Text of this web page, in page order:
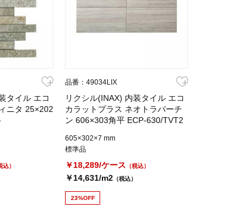
タイル エコ
ニタ 25×202
込）
品番：49034LIX
リクシル(INAX) 内装タイル エコ
カラットプラス ネオトラバーチ
ン 606×303角平 ECP-630/TVT2
605×302×7 mm
標準品
￥18,289/ケース （税込）
￥14,631/m2 （税込）
23%OFF